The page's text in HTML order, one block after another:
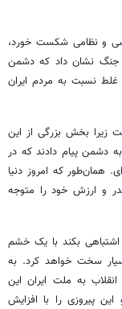
و نظامی شکست خورد،
نشان داد که دشمن
غلط نسبت به مردم ایران
زیرا بخش بزرگی از این
دشمن پیام دادند که در
همان‌طور که امروز دنیا
و ارزش خود را متوجه
بکند با یک خشم
سخت خواهد کرد. به
به ملت ایران این
پیروزی را با افزایش